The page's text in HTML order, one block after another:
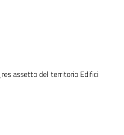
assetto del territorio Edifici